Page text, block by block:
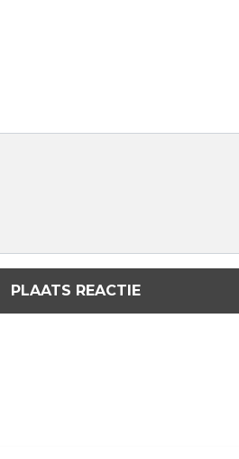
PLAATS REACTIE